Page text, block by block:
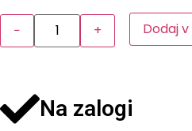
− + Dodaj
Na zalogi